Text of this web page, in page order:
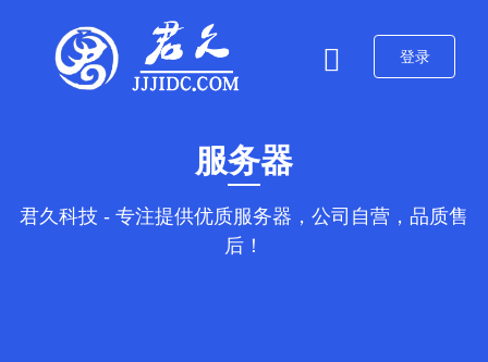
登录
服务器
君久科技 - 专注提供优质服务器，公司自营，品质售
后！